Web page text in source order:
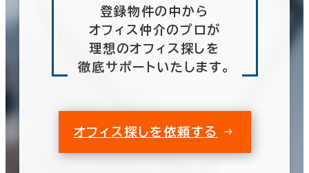
登録物件の中から
オフィス仲介のプロが
理想のオフィス探しを
徹底サポートいたします。
オフィス探しを依頼する